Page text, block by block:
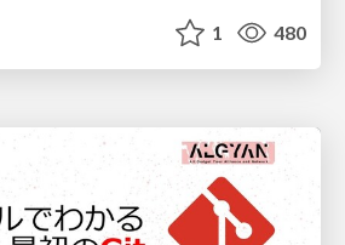
1 480